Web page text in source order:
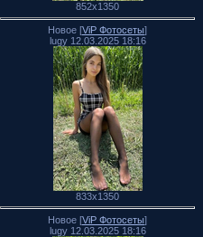
852x1350
Новое [ViP Фотосеты]
lugy 12.03.2025 18:16
833x1350
Новое [ViP Фотосеты]
lugy 12.03.2025 18:16